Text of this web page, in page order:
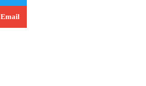
Email